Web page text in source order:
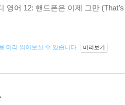
영어 12: 핸드폰은 이제 그만
미리 읽어보실 수 있습니다. 미리보기